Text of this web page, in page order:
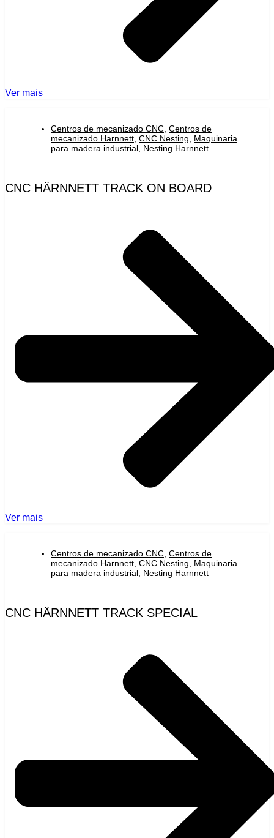
Ver mais
Centros de mecanizado CNC Centros de
mecanizado Harnnett CNC Nesting
Maquinaria
para madera industrial Nesting Harnnett
CNC HÄRNNETT TRACK ON BOARD
Ver mais
Centros de mecanizado CNC Centros de
mecanizado Harnnett CNC Nesting
Maquinaria
para madera industrial Nesting Harnnett
CNC HÄRNNETT TRACK SPECIAL